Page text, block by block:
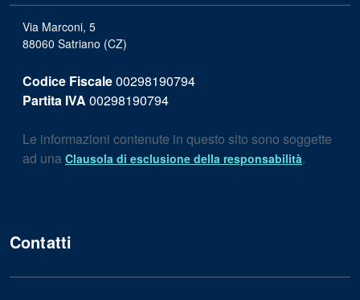
Via Marconi, 5
88060 Satriano (CZ)
Codice Fiscale00298190794
Partita IVA 00298190794
Le informazioni contenute in questo sito sono soggette
ad una Clausola di esclusione della responsabilità.
Contatti